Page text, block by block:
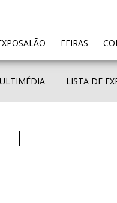
FEIRAS
LISTA DE